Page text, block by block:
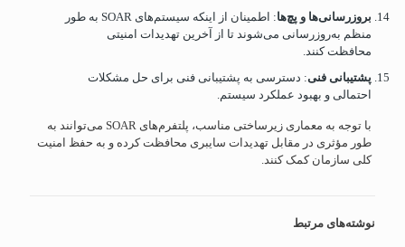
بروزرسانی‌ها و پچ‌ها
: اطمینان از اینکه سیستم‌های SOAR به طور
منظم به‌روزرسانی می‌شوند تا از آخرین تهدیدات امنیتی
محافظت کنند.
پشتیبانی فنی: دسترسی به پشتیبانی فنی برای حل مشکلات
احتمالی و بهبود عملکرد سیستم.
با توجه به معماری زیرساختی مناسب، پلتفرم‌های SOAR می‌توانند به
طور مؤثری در مقابل تهدیدات سایبری محافظت کرده و به حفظ امنیت
کلی سازمان کمک کنند.
نوشته‌های مرتبط